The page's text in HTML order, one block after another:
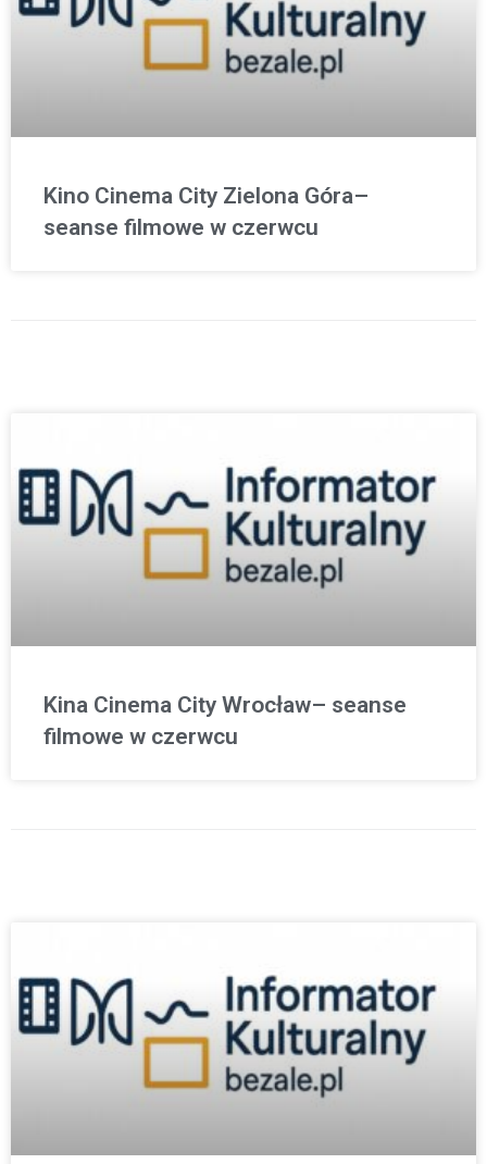
Kino Cinema City Zielona Góra–
seanse filmowe w czerwcu
Kina Cinema City Wrocław– seanse
filmowe w czerwcu